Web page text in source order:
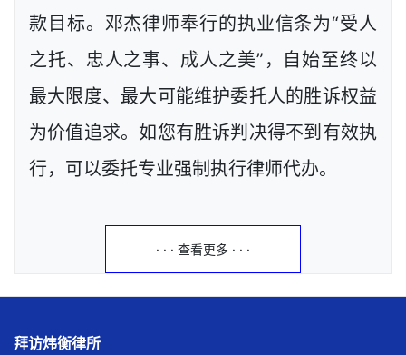
款目标。邓杰律师奉行的执业信条为“受人
之托、忠人之事、成人之美”，自始至终以
最大限度、最大可能维护委托人的胜诉权益
为价值追求。如您有胜诉判决得不到有效执
行，可以委托专业强制执行律师代办。
· · · 查看更多 · · ·
拜访炜衡律所